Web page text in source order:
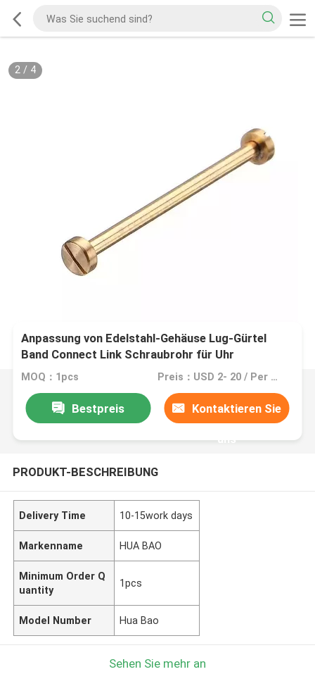
2/ 4
Anpassung von Edelstahl-Gehäuse Lug-Gürtel
Band Connect Link Schraubrohr für Uhr
MOQ：1pcs Preis：USD 2- 20 / Per Square Meter (M2)
Bestpreis Kontaktieren Sie
uns
PRODUKT-BESCHREIBUNG
Delivery Time 10-15work days
Markenname HUA BAO
Minimum Order Q
uantity
1pcs
Model Number Hua Bao
Sehen Sie mehr an